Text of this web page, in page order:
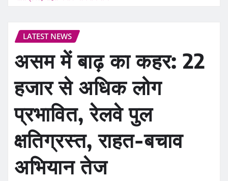
LATEST NEWS
असम में बाढ़ का कहर: 22
हजार से अधिक लोग
प्रभावित, रेलवे पुल
क्षतिग्रस्त, राहत-बचाव
अभियान तेज